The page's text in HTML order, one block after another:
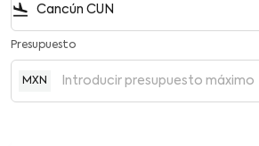
flight_land
Presupuesto
MXN